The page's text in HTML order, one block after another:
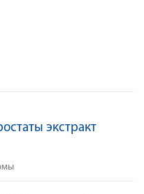
экстракт